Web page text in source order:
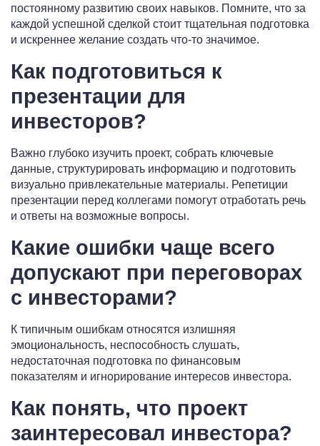
постоянному развитию своих навыков. Помните, что за
каждой успешной сделкой стоит тщательная подготовка
и искреннее желание создать что-то значимое.
Как подготовиться к
презентации для
инвесторов?
Важно глубоко изучить проект, собрать ключевые
данные, структурировать информацию и подготовить
визуально привлекательные материалы. Репетиции
презентации перед коллегами помогут отработать речь
и ответы на возможные вопросы.
Какие ошибки чаще всего
допускают при переговорах
с инвесторами?
К типичным ошибкам относятся излишняя
эмоциональность, неспособность слушать,
недостаточная подготовка по финансовым
показателям и игнорирование интересов инвестора.
Как понять, что проект
заинтересовал инвестора?